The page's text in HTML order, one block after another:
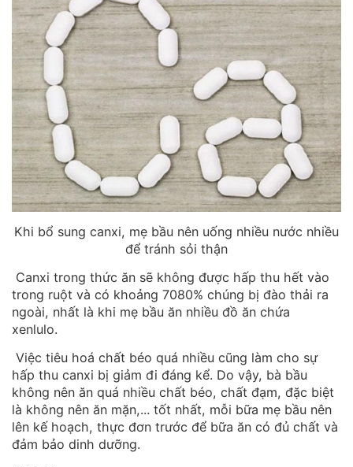
Khi bổ sung canxi, mẹ bầu nên uống nhiều nước nhiều
để tránh sỏi thận
Canxi trong thức ăn sẽ không được hấp thu hết vào
trong ruột và có khoảng 7080% chúng bị đào thải ra
ngoài, nhất là khi mẹ bầu ăn nhiều đồ ăn chứa
xenlulo.
Việc tiêu hoá chất béo quá nhiều cũng làm cho sự
hấp thu canxi bị giảm đi đáng kể. Do vậy, bà bầu
không nên ăn quá nhiều chất béo, chất đạm, đặc biệt
là không nên ăn mặn,... tốt nhất, mỗi bữa mẹ bầu nên
lên kế hoạch, thực đơn trước để bữa ăn có đủ chất và
đảm bảo dinh dưỡng.